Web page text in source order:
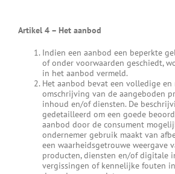
Artikel 4 – Het aanbod
Indien een aanbod een beperkte
of onder voorwaarden geschiedt,
in het aanbod vermeld.
Het aanbod bevat een volledige
omschrijving van de aangeboden
inhoud en/of diensten. De
gedetailleerd om een goede
aanbod door de consument
ondernemer gebruik maakt van
een waarheidsgetrouwe weergave
producten, diensten en/of digitale
vergissingen of kennelijke fouten